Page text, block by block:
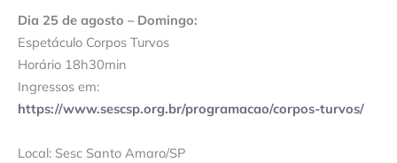
Dia 25 de agosto – Domingo:
Espetáculo Corpos Turvos
Horário 18h30min
Ingressos em:
https://www.sescsp.org.br/programacao/corpos-turvos/
Local: Sesc Santo Amaro/SP